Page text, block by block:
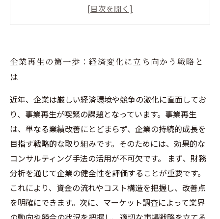
市場の声を聴く：マーケット調査が導く再生の
な可能性
果と結果
自社の未来を見据えた戦略的アプローチとは
次世代リーダー育成のための実践的な知識を共
有しよう
企業再生の第一歩：経済変化に立ち向かう戦略と
は
近年、企業は厳しい経済環境や競争の激化に直面してお
り、事業再生が喫緊の課題となっています。事業再生
は、単なる業績改善にとどまらず、企業の持続的成長を
目指す戦略的な取り組みです。そのためには、効果的な
コンサルティング手法の活用が不可欠です。 まず、財務
分析を通じて企業の健全性を評価することが重要です。
これにより、資金の流れやコスト構造を把握し、改善点
を明確にできます。次に、マーケット調査によって業界